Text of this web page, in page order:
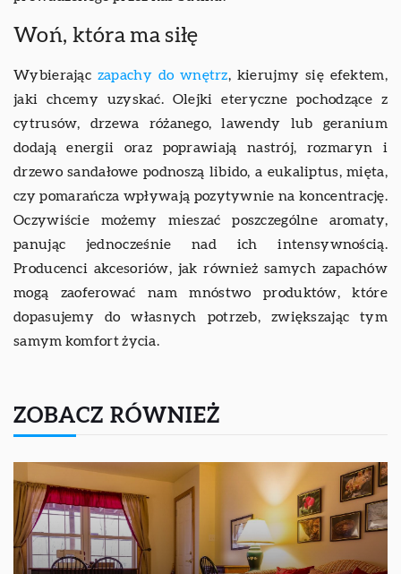
Woń, która ma siłę
Wybierając zapachy do wnętrz, kierujmy się efektem,
jaki chcemy uzyskać. Olejki eteryczne pochodzące z
cytrusów, drzewa różanego, lawendy lub geranium
dodają energii oraz poprawiają nastrój, rozmaryn i
drzewo sandałowe podnoszą libido, a eukaliptus, mięta,
czy pomarańcza wpływają pozytywnie na koncentrację.
Oczywiście możemy mieszać poszczególne aromaty,
panując jednocześnie nad ich intensywnością.
Producenci akcesoriów, jak również samych zapachów
mogą zaoferować nam mnóstwo produktów, które
dopasujemy do własnych potrzeb, zwiększając tym
samym komfort życia.
ZOBACZ RÓWNIEŻ